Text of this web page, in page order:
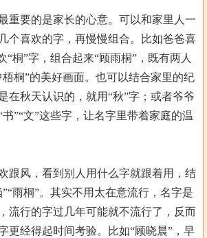
重要的是家长的心意。可以和家里人一
个喜欢的字，再慢慢组合。比如爸爸喜
“桐”字，组合起来“顾雨桐”，既有两人
桐”的美好画面。也可以结合家里的纪
在秋天认识的，就用“秋”字；或者爷爷
”“文”这些字，让名字里带着家庭的温
跟风，看到别人用什么字就跟着用，结
雨桐”。其实不用太在意流行，名字是
流行的字过几年可能就不流行了，反而
更经得起时间考验。比如“顾晓晨”，早